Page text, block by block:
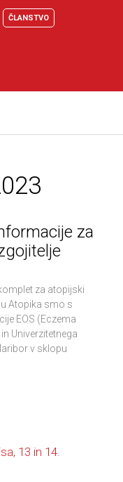
ČLANSTVO
za
za atopijski
Atopika smo s
EOS (Eczema
Univerzitetnega
v sklopu
13 in 14.